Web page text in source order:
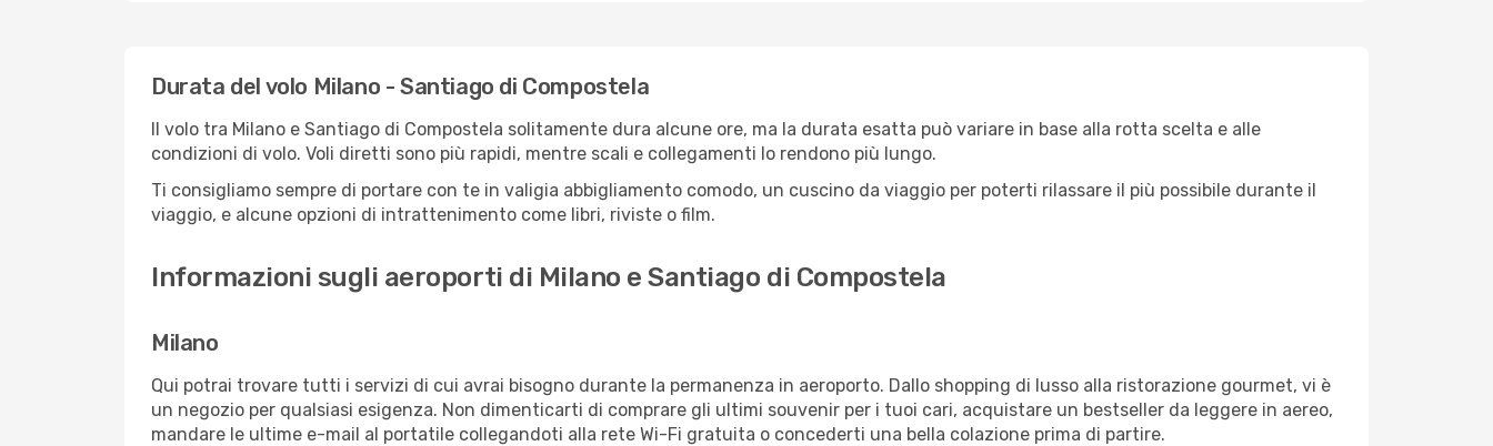
Durata del volo Milano - Santiago di Compostela
Il volo tra Milano e Santiago di Compostela solitamente dura alcune ore, ma la durata esatta può variare in base alla rotta scelta e alle
condizioni di volo. Voli diretti sono più rapidi, mentre scali e collegamenti lo rendono più lungo.
Ti consigliamo sempre di portare con te in valigia abbigliamento comodo, un cuscino da viaggio per poterti rilassare il più possibile durante il
viaggio, e alcune opzioni di intrattenimento come libri, riviste o film.
Informazioni sugli aeroporti di Milano e Santiago di Compostela
Milano
Qui potrai trovare tutti i servizi di cui avrai bisogno durante la permanenza in aeroporto. Dallo shopping di lusso alla ristorazione gourmet, vi è
un negozio per qualsiasi esigenza. Non dimenticarti di comprare gli ultimi souvenir per i tuoi cari, acquistare un bestseller da leggere in aereo,
mandare le ultime e-mail al portatile collegandoti alla rete Wi-Fi gratuita o concederti una bella colazione prima di partire.